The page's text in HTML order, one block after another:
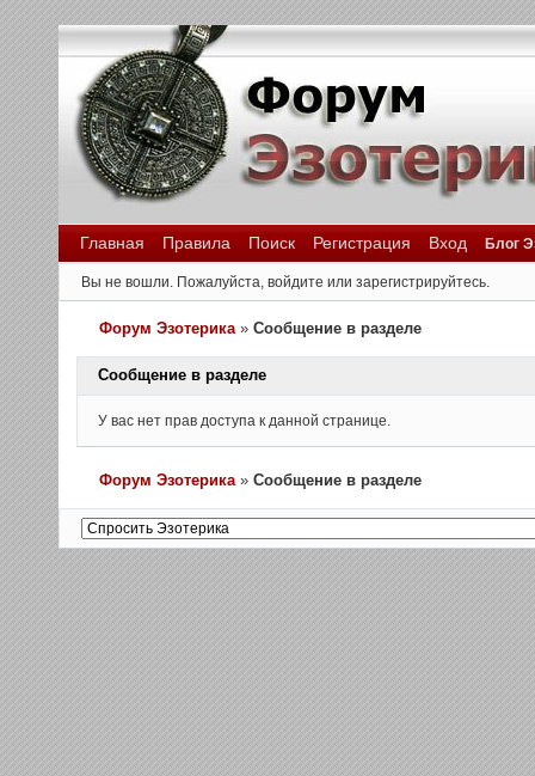
Главная Правила Поиск Регистрация Вход Блог
Вы не вошли. Пожалуйста, войдите или зарегистрируйтесь.
Форум Эзотерика »Сообщение в разделе
Сообщение в разделе
У вас нет прав доступа к данной странице.
Форум Эзотерика »Сообщение в разделе